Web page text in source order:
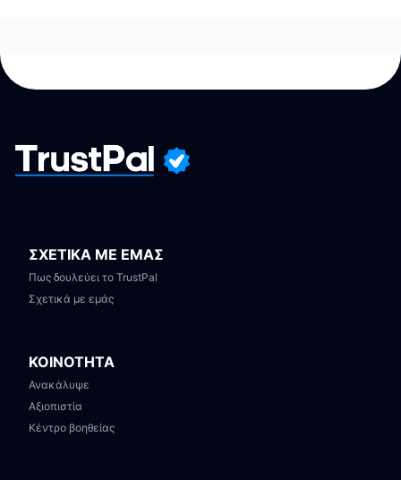
ΣΧΕΤΙΚΑ ΜΕ ΕΜΑΣ
Πως δουλεύει το TrustPal
Σχετικά με εμάς
ΚΟΙΝΟΤΗΤΑ
Ανακάλυψε
Αξιοπιστία
Κέντρο βοηθείας